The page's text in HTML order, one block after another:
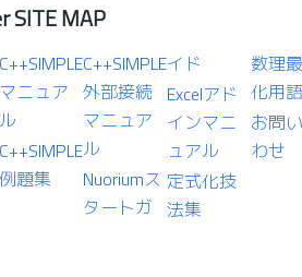
SITE MAP
C++SIMPLE
マニュア
ル
C++SIMPLE
例題集
C++SIMPLE
外部接続
マニュア
ル
Nuoriumス
タートガ
イド
Excelアド
インマニ
ュアル
定式化技
法集
数理
化用
お問
わせ